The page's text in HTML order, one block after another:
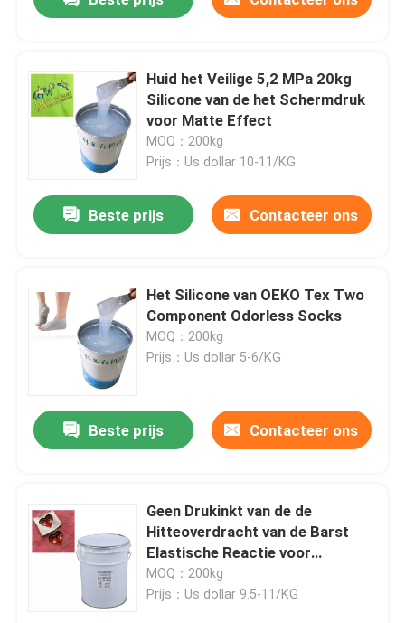
Huid het Veilige 5,2 MPa 20kg
Silicone van de het Schermdruk
voor Matte Effect
MOQ：200kg
Prijs：Us dollar 10-11/KG
Beste prijs Contacteer ons
Het Silicone van OEKO Tex Two
Component Odorless Socks
MOQ：200kg
Prijs：Us dollar 5-6/KG
Beste prijs Contacteer ons
Geen Drukinkt van de de
Hitteoverdracht van de Barst
Elastische Reactie voor
Embleem
MOQ：200kg
Prijs：Us dollar 9.5-11/KG